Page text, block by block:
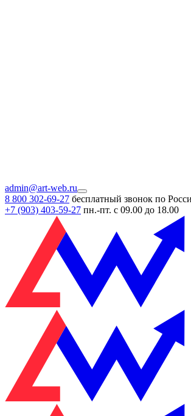
admin@art-web.ru
8 800 302-69-27 бесплатный звонок по
+7 (903) 403-59-27 пн.-пт. с 09.00 до 18.00